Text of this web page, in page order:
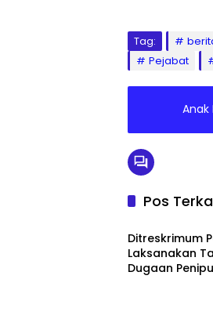
Tag:
Pejabat
Anak
Pos
Batam
Ditreskrimum
Laksanakan
Dugaan